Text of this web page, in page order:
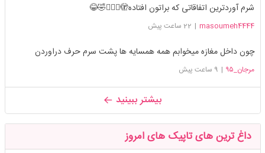
شرم آوردترین اتفاقاتی که براتون افتاده🫣🤦🏻‍♀️🤣😂
masoumeh4444
| 22 ساعت پیش
چون داخل مغازه میخوابم همه همسایه ها پشت سرم حرف دراوردن
مرجان_۹۵ | 9 ساعت پیش
بیشتر ببینید
داغ ترین های تاپیک های امروز